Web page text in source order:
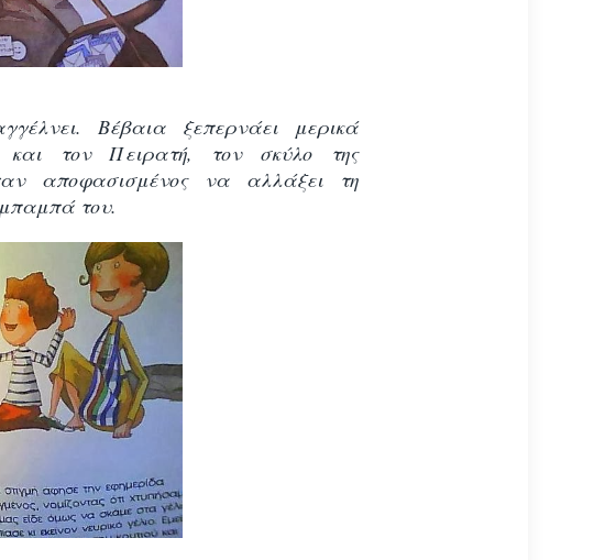
Βέβαια ξεπερνάει μερικά
και τον Πειρατή, τον σκύλο της
αποφασισμένος να αλλάξει τη
του.